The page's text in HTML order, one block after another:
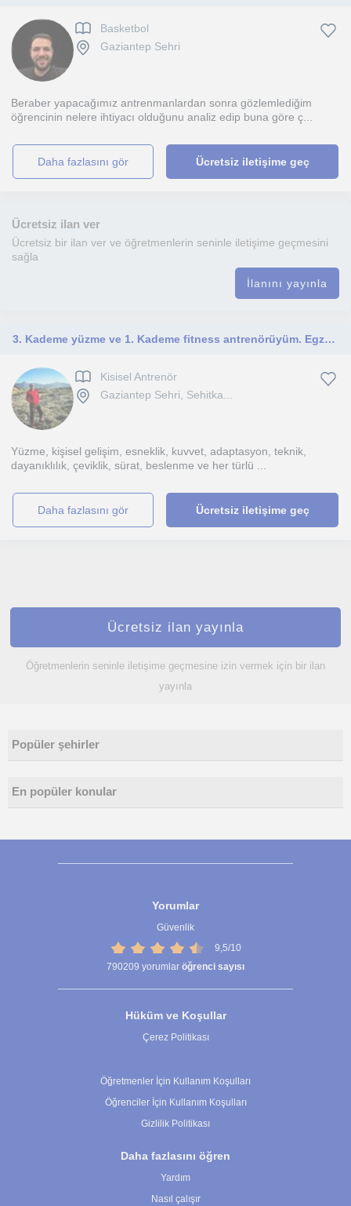
Basketbol
Gaziantep Sehri
Beraber yapacağımız antrenmanlardan sonra gözlemlediğim
öğrencinin nelere ihtiyacı olduğunu analiz edip buna göre ç...
daha fazlasını gör Ücretsiz iletişime geç
Ücretsiz ilan ver
Ücretsiz bir ilan ver ve öğretmenlerin seninle iletişime geçmesini
sağla
İlanını yayınla
3. Kademe yüzme ve 1. Kademe fitness antrenörüyüm. Egzersiz ve spor bilimi hakkında bildiklerimi aktarmak, öğretirken öğrenmek ve gelişim anlamında çift taraflı bir yarar temenni ediyorum
Kisisel Antrenör
Gaziantep Sehri, Sehitka...
Yüzme, kişisel gelişim, esneklik, kuvvet, adaptasyon, teknik,
dayanıklılık, çeviklik, sürat, beslenme ve her türlü ...
daha fazlasını gör Ücretsiz iletişime geç
Ücretsiz ilan yayınla
Öğretmenlerin seninle iletişime geçmesine izin vermek için bir ilan
yayınla
Popüler şehirler
En popüler konular
Yorumlar
Güvenlik
9,5/10
790209 yorumlar öğrenci sayısı
Hüküm ve Koşullar
Çerez Politikası
Öğretmenler İçin Kullanım Koşulları
Öğrenciler İçin Kullanım Koşulları
Gizlilik Politikası
Daha fazlasını öğren
Yardım
Nasıl çalışır